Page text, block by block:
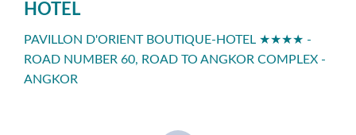
HOTEL
PAVILLON D'ORIENT BOUTIQUE-HOTEL ★★★★ -
ROAD NUMBER 60, ROAD TO ANGKOR COMPLEX -
ANGKOR